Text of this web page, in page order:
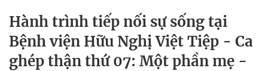
Hành trình tiếp nối sự sống tại
Bệnh viện Hữu Nghị Việt Tiệp - Ca
ghép thận thứ 07: Một phần mẹ -